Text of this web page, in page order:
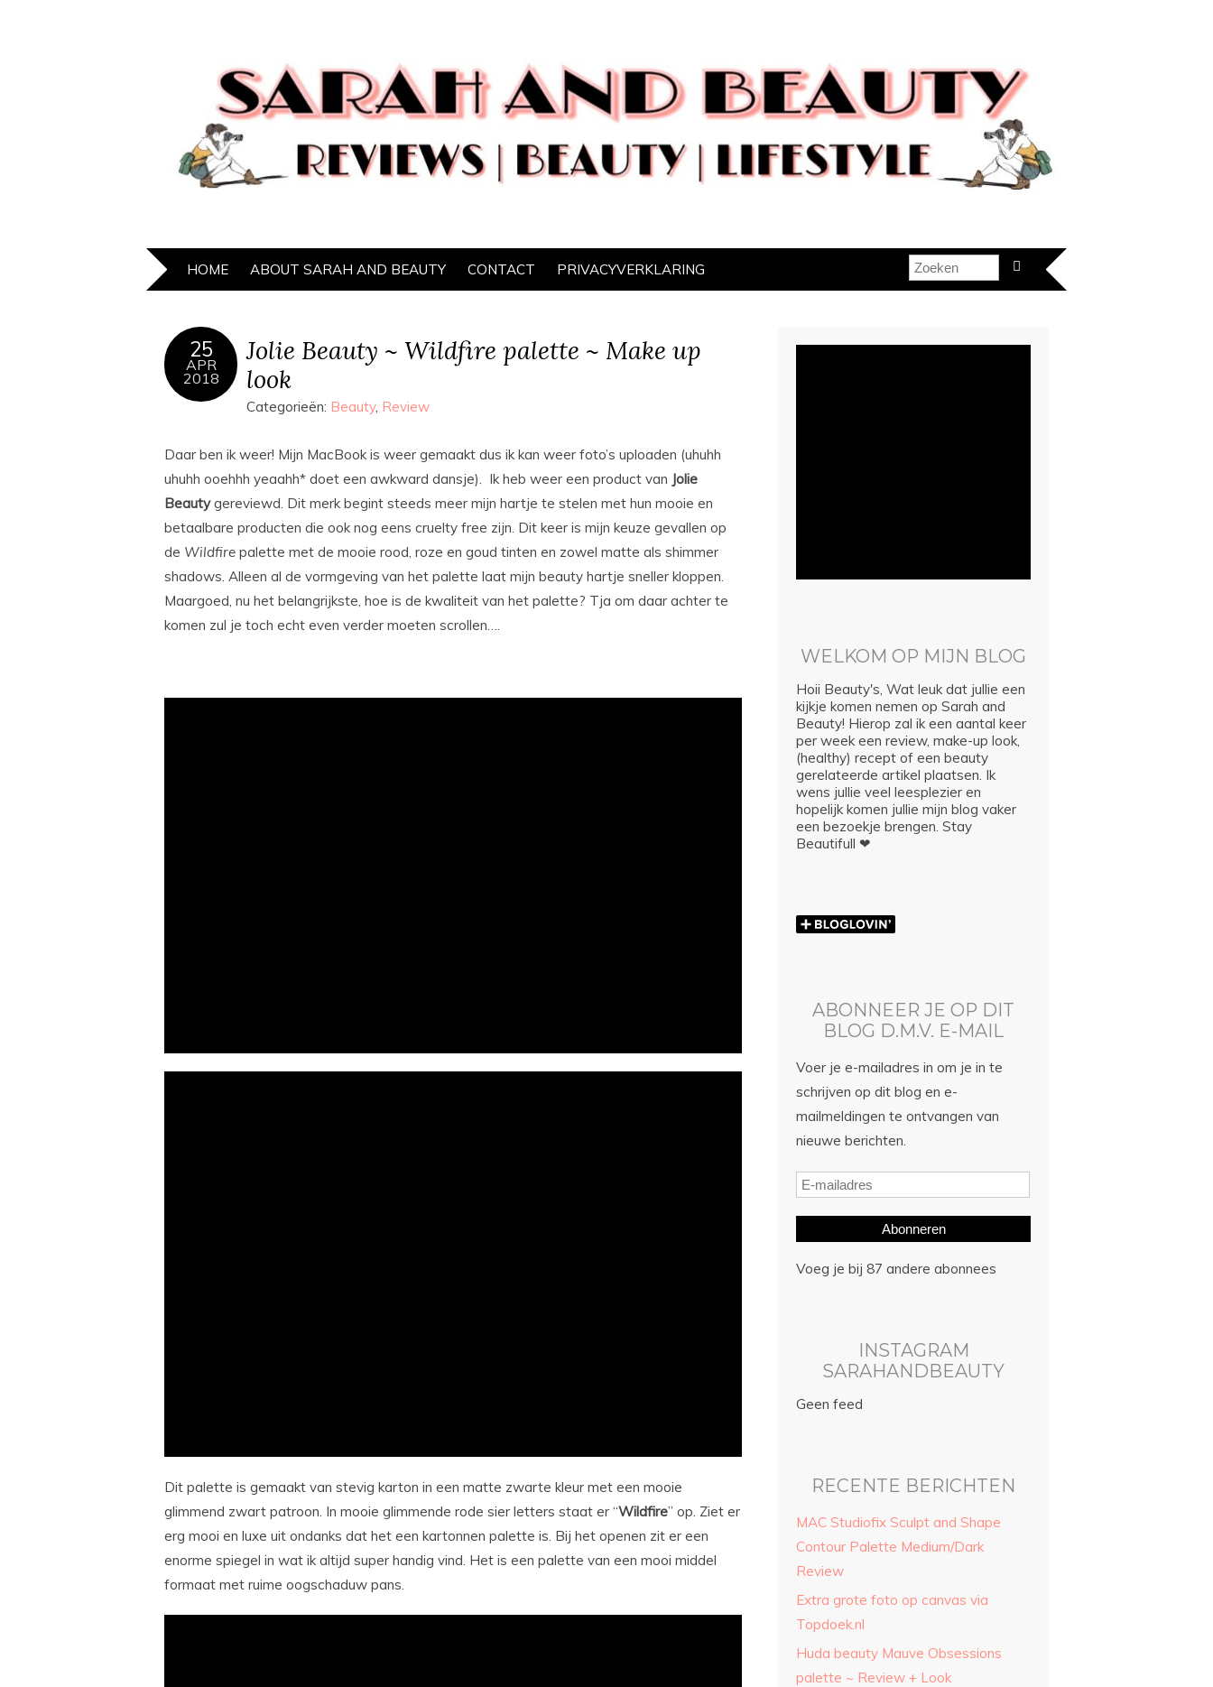
HOME ABOUT SARAH AND BEAUTY CONTACT PRIVACYVERKLARING
25
APR
2018
Jolie Beauty ~ Wildfire palette ~ Make up
look
Categorieën: Beauty, Review
Daar ben ik weer! Mijn MacBook is weer gemaakt dus ik kan weer foto’s uploaden (uhuhh
uhuhh ooehhh yeaahh* doet een awkward dansje). Ik heb weer een product van Jolie
Beautygereviewd. Dit merk begint steeds meer mijn hartje te stelen met hun mooie en
betaalbare producten die ook nog eens cruelty free zijn. Dit keer is mijn keuze gevallen op
de Wildfire palette met de mooie rood, roze en goud tinten en zowel matte als shimmer
shadows. Alleen al de vormgeving van het palette laat mijn beauty hartje sneller kloppen.
Maargoed, nu het belangrijkste, hoe is de kwaliteit van het palette? Tja om daar achter te
komen zul je toch echt even verder moeten scrollen….
Dit palette is gemaakt van stevig karton in een matte zwarte kleur met een mooie
glimmend zwart patroon. In mooie glimmende rode sier letters staat er “Wildfire” op. Ziet er
erg mooi en luxe uit ondanks dat het een kartonnen palette is. Bij het openen zit er een
enorme spiegel in wat ik altijd super handig vind. Het is een palette van een mooi middel
formaat met ruime oogschaduw pans.
WELKOM OP MIJN BLOG
Hoii Beauty's, Wat leuk dat jullie een
kijkje komen nemen op Sarah and
Beauty! Hierop zal ik een aantal keer
per week een review, make-up look,
(healthy) recept of een beauty
gerelateerde artikel plaatsen. Ik
wens jullie veel leesplezier en
hopelijk komen jullie mijn blog vaker
een bezoekje brengen. Stay
Beautifull ❤
ABONNEER JE OP DIT
BLOG D.M.V. E-MAIL
Voer je e-mailadres in om je in te
schrijven op dit blog en e-
mailmeldingen te ontvangen van
nieuwe berichten.
Abonneren
Voeg je bij 87 andere abonnees
INSTAGRAM
SARAHANDBEAUTY
Geen feed
RECENTE BERICHTEN
MAC Studiofix Sculpt and Shape
Contour Palette Medium/Dark
Review
Extra grote foto op canvas via
Topdoek.nl
Huda beauty Mauve Obsessions
palette ~ Review + Look